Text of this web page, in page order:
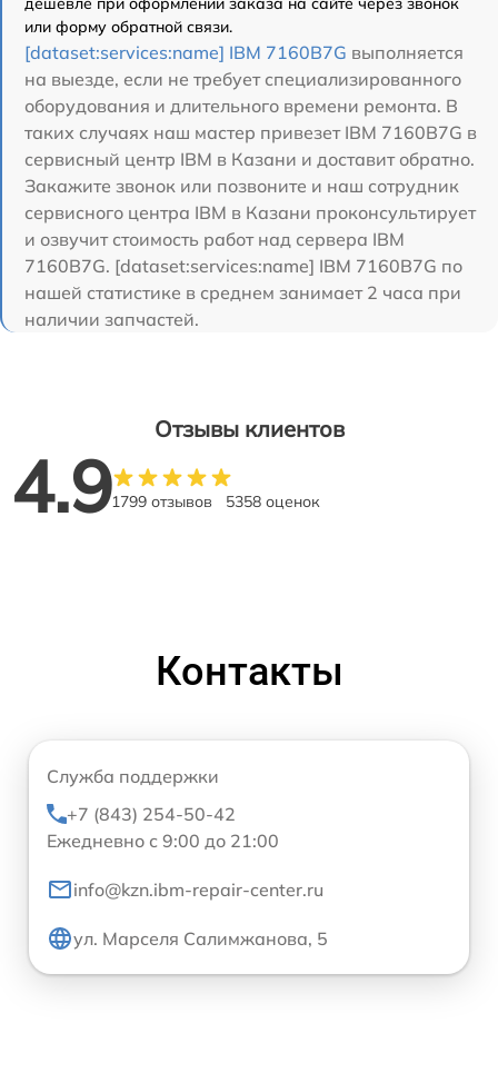
или форму обратной связи.
[dataset:services:name] IBM 7160B7G выполняется
на выезде, если не требует специализированного
оборудования и длительного времени ремонта. В
таких случаях наш мастер привезет IBM 7160B7G в
сервисный центр IBM в Казани и доставит обратно.
Закажите звонок или позвоните и наш сотрудник
сервисного центра IBM в Казани проконсультирует
и озвучит стоимость работ над сервера IBM
7160B7G. [dataset:services:name] IBM 7160B7G по
нашей статистике в среднем занимает 2 часа при
наличии запчастей.
Отзывы клиентов
4.91799 отзывов 5358 оценок
Контакты
Служба поддержки
+7 (843) 254-50-42
Ежедневно с 9:00 до 21:00
info@kzn.ibm-repair-center.ru
ул. Марселя Салимжанова, 5